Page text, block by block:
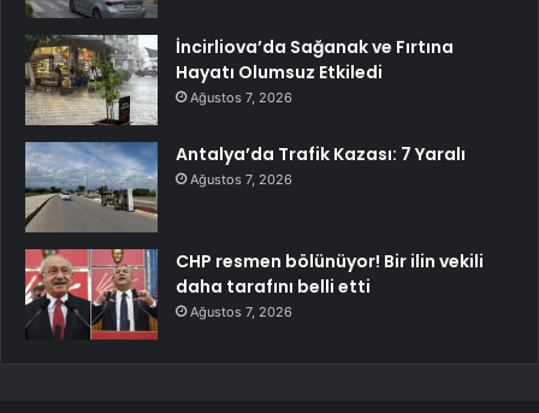
İncirliova’da Sağanak ve Fırtına
Hayatı Olumsuz Etkiledi
Ağustos 7, 2026
Antalya’da Trafik Kazası: 7 Yaralı
Ağustos 7, 2026
CHP resmen bölünüyor! Bir ilin vekili
daha tarafını belli etti
Ağustos 7, 2026